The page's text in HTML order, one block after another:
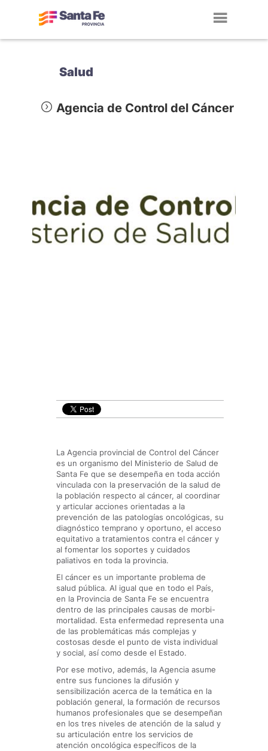
Salud
Agencia de Control del Cáncer
La Agencia provincial de Control del Cáncer
es un organismo del Ministerio de Salud de
Santa Fe que se desempeña en toda acción
vinculada con la preservación de la salud de
la población respecto al cáncer, al coordinar
y articular acciones orientadas a la
prevención de las patologías oncológicas, su
diagnóstico temprano y oportuno, el acceso
equitativo a tratamientos contra el cáncer y
al fomentar los soportes y cuidados
paliativos en toda la provincia.
El cáncer es un importante problema de
salud pública. Al igual que en todo el País,
en la Provincia de Santa Fe se encuentra
dentro de las principales causas de morbi-
mortalidad. Esta enfermedad representa una
de las problemáticas más complejas y
costosas desde el punto de vista individual
y social, así como desde el Estado.
Por ese motivo, además, la Agencia asume
entre sus funciones la difusión y
sensibilización acerca de la temática en la
población general, la formación de recursos
humanos profesionales que se desempeñan
en los tres niveles de atención de la salud y
su articulación entre los servicios de
atención oncológica específicos de la